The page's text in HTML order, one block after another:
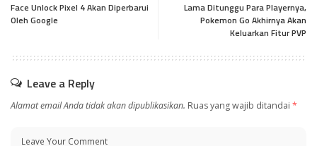
Face Unlock Pixel 4 Akan Diperbarui
Oleh Google
Lama Ditunggu Para Playernya,
Pokemon Go Akhirnya Akan
Keluarkan Fitur PVP
Leave a Reply
Alamat email Anda tidak akan dipublikasikan. Ruas yang wajib ditandai *